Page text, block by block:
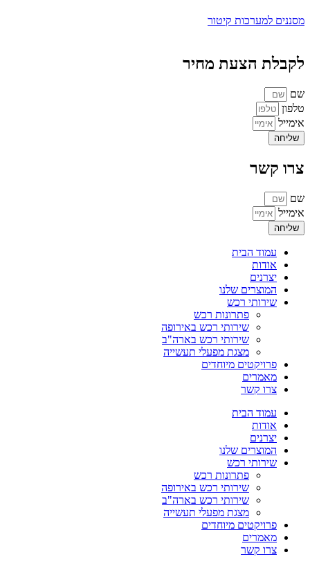
מסננים למערכות קיטור
לקבלת הצעת מחיר
שם
טלפון
אימייל
שליחה
צרו קשר
שם
אימייל
שליחה
עמוד הבית
אודות
יצרנים
המוצרים שלנו
שירותי רכש
פתרונות רכש
שירותי רכש באירופה
שירותי רכש בארה"ב
מצגת מפעלי תעשייה
פרויקטים מיוחדים
מאמרים
צרו קשר
עמוד הבית
אודות
יצרנים
המוצרים שלנו
שירותי רכש
פתרונות רכש
שירותי רכש באירופה
שירותי רכש בארה"ב
מצגת מפעלי תעשייה
פרויקטים מיוחדים
מאמרים
צרו קשר